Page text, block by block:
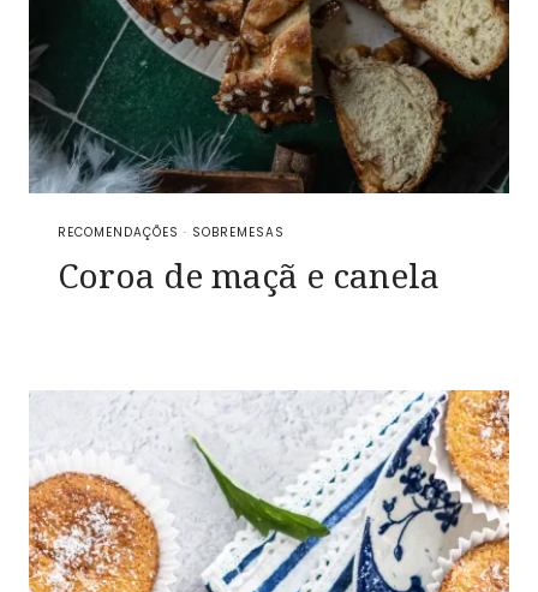
RECOMENDAÇÕES · SOBREMESAS
Coroa de maçã e canela